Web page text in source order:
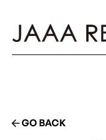
GO BACK